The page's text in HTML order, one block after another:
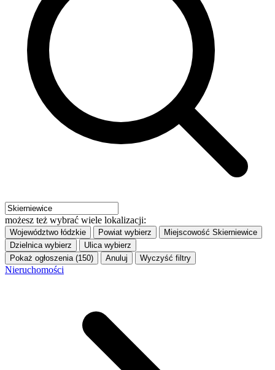
możesz też wybrać wiele lokalizacji:
Województwo łódzkie Powiat wybierz Miejscowość Skierniewice
Dzielnica wybierz Ulica wybierz
Pokaż ogłoszenia (150)
Anuluj Wyczyść filtry
Nieruchomości